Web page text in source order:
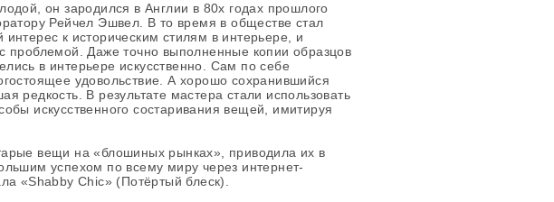
он зародился в Англии в 80х годах прошлого
Рейчел Эшвел. В то время в обществе стал
интерес к историческим стилям в интерьере, и
проблемой. Даже точно выполненные копии образцов
в интерьере искусственно. Сам по себе
удовольствие. А хорошо сохранившийся
редкость. В результате мастера стали использовать
искусственного состаривания вещей, имитируя
вещи на «блошиных рынках», приводила их в
успехом по всему миру через интернет-
«Shabby Chic» (Потёртый блеск).